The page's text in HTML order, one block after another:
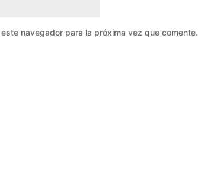
navegador para la próxima vez que comente.